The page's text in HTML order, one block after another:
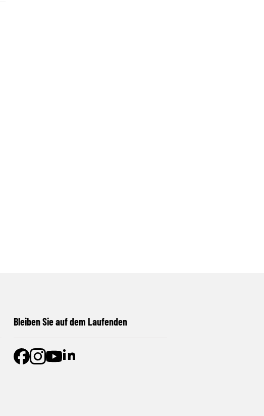
Bleiben Sie auf dem Laufenden